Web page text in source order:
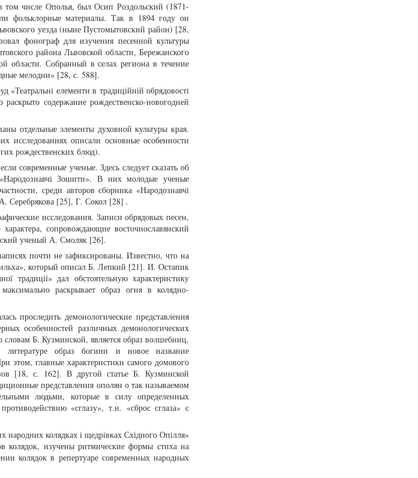
том числе Ополья, был Осип Роздольский (1871-
фольклорные материалы. Так в 1894 году он
уезда (ныне Пустомытовский район) [28,
фонограф для изучения песенной культуры
района Львовской области, Бережанского
области. Собранный в селах региона в течение
мелодии» [28, с. 588].
елементи в традиційній обрядовості
содержание рождественско-новогодней
отдельные элементы духовной культуры края.
описали основные особенности
рождественских блюд).
современные ученые. Здесь следует сказать об
Зошити». В них молодые ученые
среди авторов сборника «Народознавчі
Серебрякова [25], Г. Сокол [28] .
исследования. Записи обрядовых песен,
сопровождающие восточнославянский
ученый А. Смоляк [26].
почти не зафиксированы. Известно, что на
который описал Б. Лепкий [21]. И. Остапик
традиції» дал обстоятельную характеристику
раскрывает образ огня в колядно-
проследить демонологические представления
особенностей различных демонологических
Б. Кузминской, является образ волшебниц.
образ богини и новое название
этом, главные характеристики самого домового
[18, с. 162]. В другой статье Б. Кузминской
представления ополян о так называемом
людьми, которые в силу определенных
«сглазу», т.н. «сброс сглаза» с
колядках і щедрівках Східного Опілля»
колядок, изучены ритмические формы стиха на
колядок в репертуаре современных народных